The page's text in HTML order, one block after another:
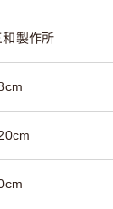
和製作所